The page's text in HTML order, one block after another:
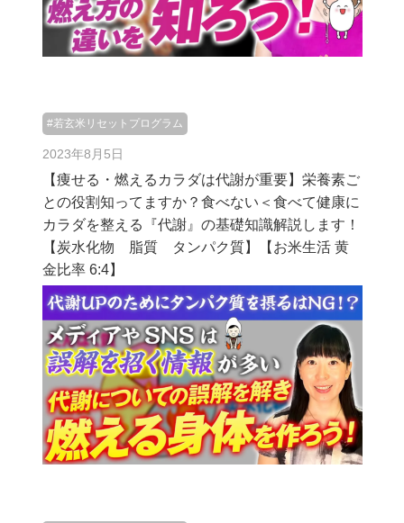
#若玄米リセットプログラム
2023年8月5日
【痩せる・燃えるカラダは代謝が重要】栄養素ご
との役割知ってますか？食べない＜食べて健康に
カラダを整える『代謝』の基礎知識解説します！
【炭水化物 脂質 タンパク質】【お米生活 黄
金比率 6:4】